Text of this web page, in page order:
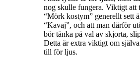
nog skulle fungera. Viktigt att
“Mörk kostym” generellt sett
“Kavaj”, och att man därför
bör tänka på val av skjorta,
Detta är extra viktigt om
till för ljus.